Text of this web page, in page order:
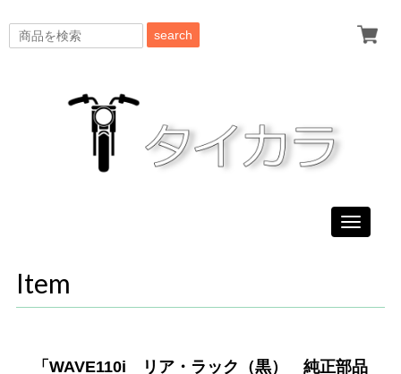
search
Toggle
Item
「WAVE110i リア・ラック（黒） 純正部品